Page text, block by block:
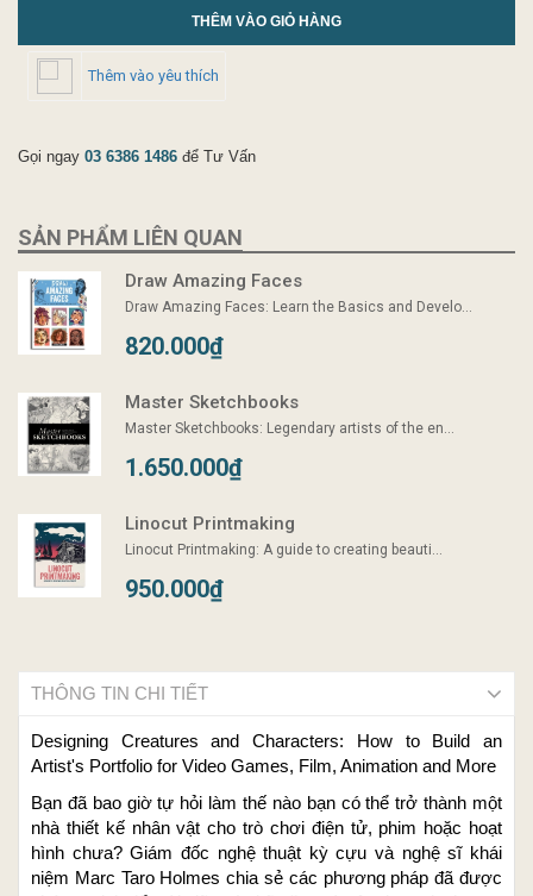
THÊM VÀO GIỎ HÀNG
Thêm vào yêu thích
Gọi ngay 03 6386 1486 để Tư Vấn
SẢN PHẨM LIÊN QUAN
Draw Amazing Faces
Draw Amazing Faces: Learn the Basics and Develo...
820.000₫
Master Sketchbooks
Master Sketchbooks: Legendary artists of the en...
1.650.000₫
Linocut Printmaking
Linocut Printmaking: A guide to creating beauti...
950.000₫
THÔNG TIN CHI TIẾT
Designing Creatures and Characters: How to Build an
Artist's Portfolio for Video Games, Film, Animation and More
Bạn đã bao giờ tự hỏi làm thế nào bạn có thể trở thành một
nhà thiết kế nhân vật cho trò chơi điện tử, phim hoặc hoạt
hình chưa? Giám đốc nghệ thuật kỳ cựu và nghệ sĩ khái
niệm Marc Taro Holmes chia sẻ các phương pháp đã được